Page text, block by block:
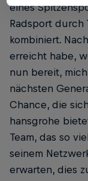
eines
Radsport durch
kombiniert.
erreicht habe,
nun bereit,
nächsten
Chance, die
hansgrohe
Team, das so
seinem
erwarten, dies